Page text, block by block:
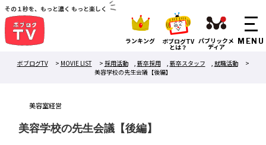
その１秒を、もっと濃く もっと楽しく
ランキング ボブログTV
とは？
パブリックメ
ディア
ボブログTV
> MOVIE LIST > 採用活動 , 新卒採用 , 新卒スタッフ , 就職活動
>
美容学校の先生会議【後編】
美容室経営
美容学校の先生会議【後編】